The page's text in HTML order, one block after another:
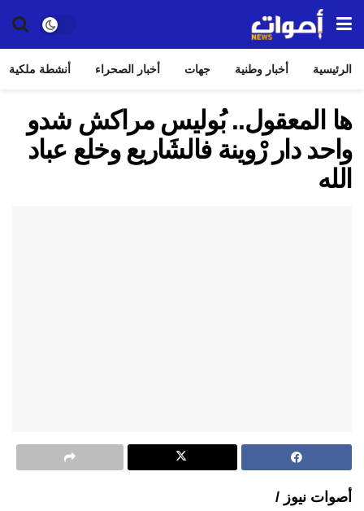
الرئيسية أخبار وطنية جهات أخبار الصحراء أنشطة ملكية
ها المعقول.. بُوليس مراكش شدو
واحد دار رْوينة فالشَاريع وخلع عباد
الله
أصوات نيوز /